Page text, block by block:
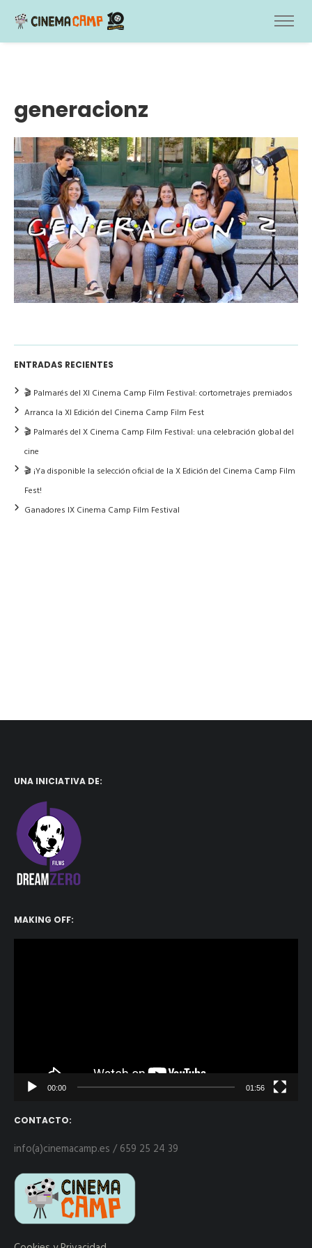
generacionz
ENTRADAS RECIENTES
🎬 Palmarés del XI Cinema Camp Film Festival: cortometrajes premiados
Arranca la XI Edición del Cinema Camp Film Fest
🎬 Palmarés del X Cinema Camp Film Festival: una celebración global del
cine
🎬 ¡Ya disponible la selección oficial de la X Edición del Cinema Camp Film
Fest!
Ganadores IX Cinema Camp Film Festival
UNA INICIATIVA DE:
MAKING OFF:
00:00 01:56
CONTACTO:
info(a)cinemacamp.es / 659 25 24 39